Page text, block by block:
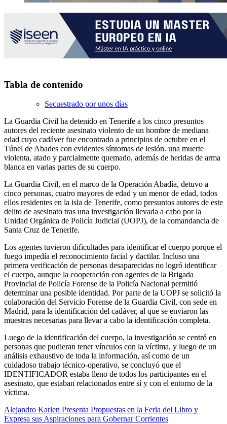
Tabla de contenido
Secuestrado por unos días
La Guardia Civil ha detenido en Tenerife a los cinco presuntos
autores del reciente asesinato violento de un hombre de mediana
edad cuyo cadáver fue encontrado a principios de octubre en el
Túnel de Abades con evidentes síntomas de lesión. una muerte
violenta, atado y parcialmente quemado, además de heridas de arma
blanca en varias partes de su cuerpo.
La Guardia Civil, en el marco de la Operación Abadía, detuvo a
cinco personas, cuatro mayores de edad y un menor de edad, todos
ellos residentes en la isla de Tenerife, como presuntos autores de este
delito de asesinato tras una investigación llevada a cabo por la
Unidad Orgánica de Policía Judicial (UOPJ), de la comandancia de
Santa Cruz de Tenerife.
Los agentes tuvieron dificultades para identificar el cuerpo porque el
fuego impedía el reconocimiento facial y dactilar. Incluso una
primera verificación de personas desaparecidas no logró identificar
el cuerpo, aunque la cooperación con agentes de la Brigada
Provincial de Policía Forense de la Policía Nacional permitió
determinar una posible identidad. Por parte de la UOPJ se solicitó la
colaboración del Servicio Forense de la Guardia Civil, con sede en
Madrid, para la identificación del cadáver, al que se enviaron las
muestras necesarias para llevar a cabo la identificación completa.
Luego de la identificación del cuerpo, la investigación se centró en
personas que pudieran tener vínculos con la víctima, y ​​luego de un
análisis exhaustivo de toda la información, así como de un
cuidadoso trabajo técnico-operativo, se concluyó que el
IDENTIFICADOR estaba lleno de todos los participantes en el
asesinato, que estaban relacionados entre sí y con el entorno de la
víctima.
Alejandro Karlen Presenta Propuestas en la Feria del Libro y
Expresa sus Aspiraciones para Gobernar Corrientes